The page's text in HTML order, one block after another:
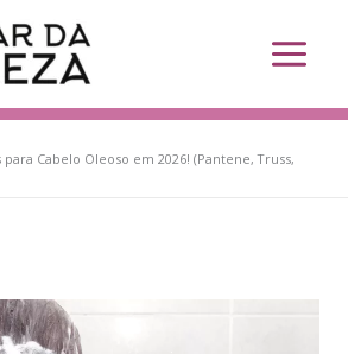
Cabelo Oleoso em 2026! (Pantene, Truss,